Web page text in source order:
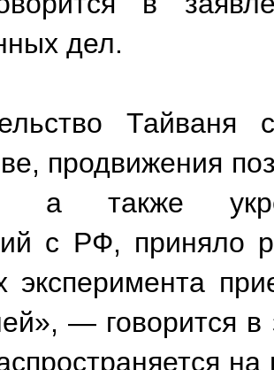
дел.
Тайваня
продвижения
а также
с РФ, приняло
эксперимента
— говорится в